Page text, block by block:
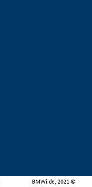
BMWi.de, 2021 ©